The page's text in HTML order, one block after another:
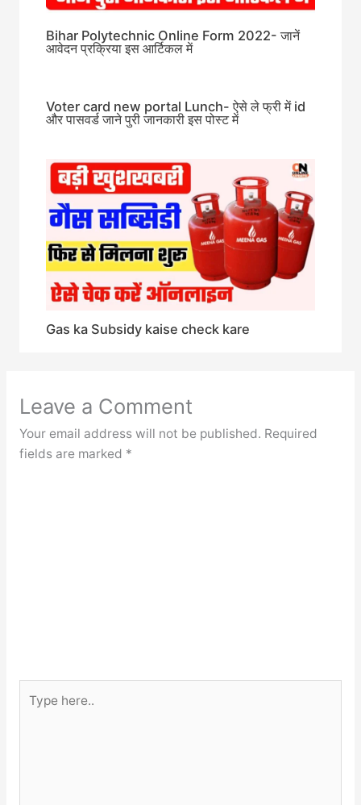
Bihar Polytechnic Online Form 2022- जानें
आवेदन प्रक्रिया इस आर्टिकल में
Voter card new portal Lunch- ऐसे ले फ्री में id
और पासवर्ड जाने पुरी जानकारी इस पोस्ट में
Gas ka Subsidy kaise check kare
Leave a Comment
Your email address will not be published. Required
fields are marked *
here..